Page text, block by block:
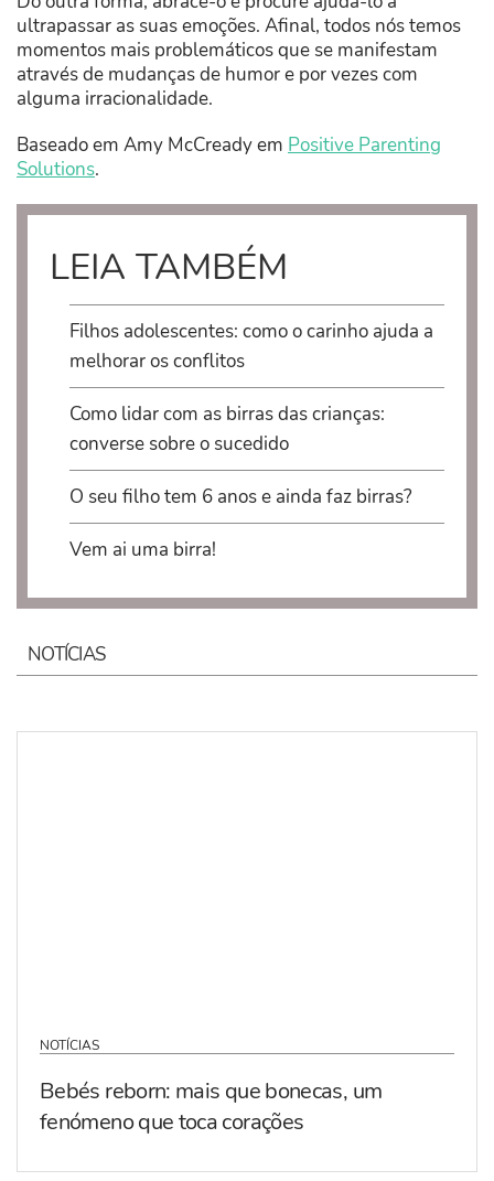
ultrapassar as suas emoções. Afinal, todos nós temos
momentos mais problemáticos que se manifestam
através de mudanças de humor e por vezes com
alguma irracionalidade.
Baseado em Amy McCready em Positive Parenting
Solutions.
LEIA TAMBÉM
Filhos adolescentes: como o carinho ajuda a
melhorar os conflitos
Como lidar com as birras das crianças:
converse sobre o sucedido
O seu filho tem 6 anos e ainda faz birras?
Vem ai uma birra!
NOTÍCIAS
NOTÍCIAS
Bebés reborn: mais que bonecas, um
fenómeno que toca corações